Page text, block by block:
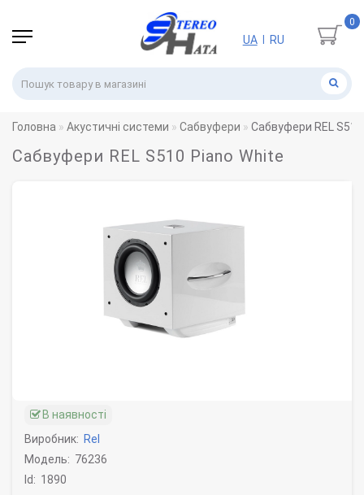
0
UA RU
Головна Акустичні системи Сабвуфери Сабвуфери REL
Сабвуфери REL S510 Piano White
В наявності
Виробник: Rel
Модель: 76236
Id: 1890